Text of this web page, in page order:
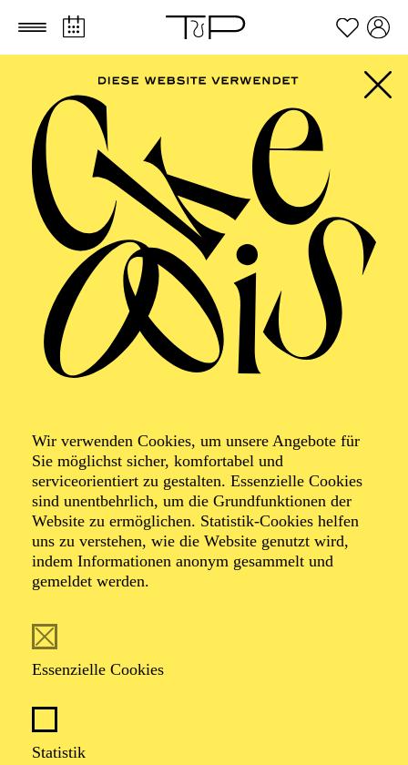
Zum Hauptinhalt springen Zum Footer springen
Wir verwenden Cookies, um unsere Angebote für
Sie möglichst sicher, komfortabel und
serviceorientiert zu gestalten. Essenzielle Cookies
sind unentbehrlich, um die Grundfunktionen der
Website zu ermöglichen. Statistik-Cookies helfen
uns zu verstehen, wie die Website genutzt wird,
indem Informationen anonym gesammelt und
gemeldet werden.
Essenzielle Cookies
Statistik
AALTO BALLETT
Relations
Tanz-Triptychon von Jiří Kylián und Johan Inger
Musik von Benjamin Britten, Dirk Haubrich nach
Wolfgang Amadeus Mozart, Arvo Pärt, Maurice Ravel